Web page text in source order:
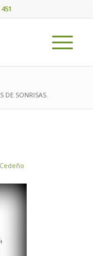
DE SONRISAS.